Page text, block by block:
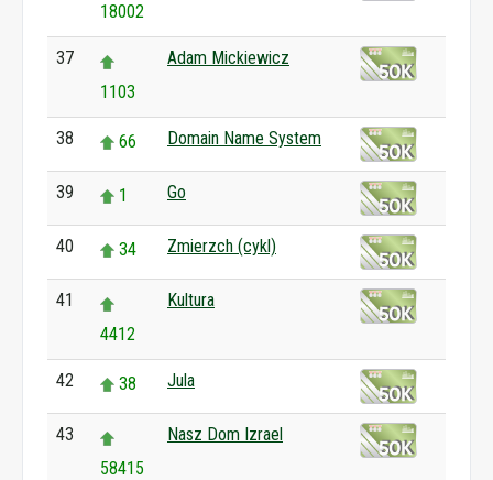
18002
37
1103
Adam Mickiewicz
38 66 Domain Name System
39 1 Go
40 34 Zmierzch (cykl)
41
4412
Kultura
42 38 Jula
43
58415
Nasz Dom Izrael